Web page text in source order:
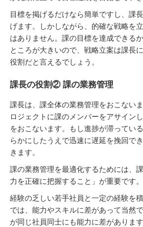
目標を掲げるだけなら簡単ですし、課
げます。しかしながら、的確な戦略を
はありません。課の目標を達成できる
ところが大きいので、戦略立案は課長
役割だと言えるでしょう。
課長の役割② 課の業務管理
課長は、課全体の業務管理をおこない
ロジェクトに課のメンバーをアサイン
をおこないます。もし進捗が滞ってい
らかにしたうえで迅速に遅延を挽回で
きます。
課の業務管理を最適化するためには、
力を正確に把握すること」が重要です。
経験の乏しい若手社員と一定の経験を
では、能力やスキルに差があって当然
が同じ社員同士にも能力に差がありま